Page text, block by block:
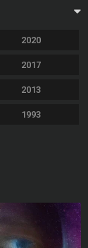
2020
2017
2013
1993